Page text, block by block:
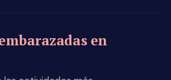
en